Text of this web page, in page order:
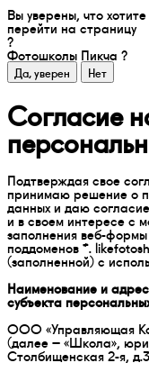
Вы уверены, что хотите
перейти на страницу
?
Фотошколы Пикча ?
Согласие
Подтверждая свое
принимаю решение о
данных и даю
и в своем интересе с
заполнения веб-
поддоменов *.
(заполненной) с
Наименование и
субъекта
ООО «Управляющая
(далее – «Школа»,
Столбищенская 2-я,